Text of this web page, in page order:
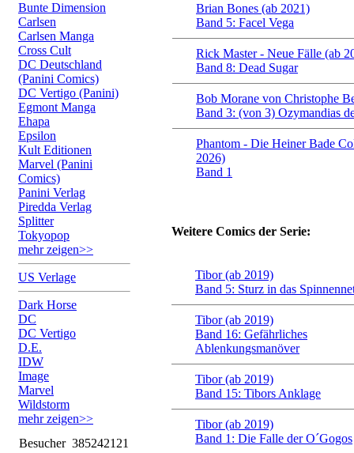
Bunte Dimension
Carlsen
Carlsen Manga
Cross Cult
DC Deutschland
(Panini Comics)
DC Vertigo (Panini)
Egmont Manga
Ehapa
Epsilon
Kult Editionen
Marvel (Panini
Comics)
Panini Verlag
Piredda Verlag
Splitter
Tokyopop
mehr zeigen>>
US Verlage
Dark Horse
DC
DC Vertigo
D.E.
IDW
Image
Marvel
Wildstorm
mehr zeigen>>
Besucher 385242121
Brian Bones (ab 2021)
Band 5: Facel Vega
Rick Master - Neue Fälle (ab
Band 8: Dead Sugar
Bob Morane von Christophe
Band 3: (von 3) Ozymandias
Phantom - Die Heiner Bade
2026)
Band 1
Weitere Comics der Serie:
Tibor (ab 2019)
Band 5: Sturz in das
Tibor (ab 2019)
Band 16: Gefährliches
Ablenkungsmanöver
Tibor (ab 2019)
Band 15: Tibors Anklage
Tibor (ab 2019)
Band 1: Die Falle der O´Gogos